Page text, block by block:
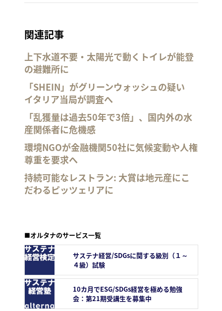
関連記事
上下水道不要・太陽光で動くトイレが能登
の避難所に
「SHEIN」がグリーンウォッシュの疑い
イタリア当局が調査へ
「乱獲量は過去50年で3倍」、国内外の水
産関係者に危機感
環境NGOが金融機関50社に気候変動や人権
尊重を要求へ
持続可能なレストラン: 大賞は地元産にこ
だわるピッツェリアに
■オルタナのサービス一覧
サステナ経営/SDGsに関する級別（１～
４級）試験
10カ月でESG/SDGs経営を極める勉強
会：第21期受講生を募集中